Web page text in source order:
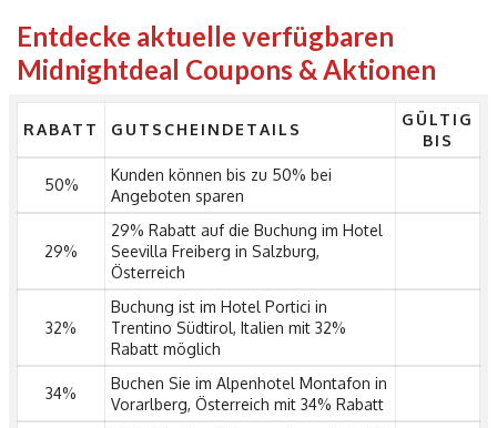
Entdecke aktuelle verfügbaren
Midnightdeal Coupons & Aktionen
RABATT GUTSCHEINDETAILS
GÜLTIG
BIS
50%
Kunden können bis zu 50% bei
Angeboten sparen
29%
29% Rabatt auf die Buchung im Hotel
Seevilla Freiberg in Salzburg,
Österreich
32%
Buchung ist im Hotel Portici in
Trentino Südtirol, Italien mit 32%
Rabatt möglich
34%
Buchen Sie im Alpenhotel Montafon in
Vorarlberg, Österreich mit 34% Rabatt